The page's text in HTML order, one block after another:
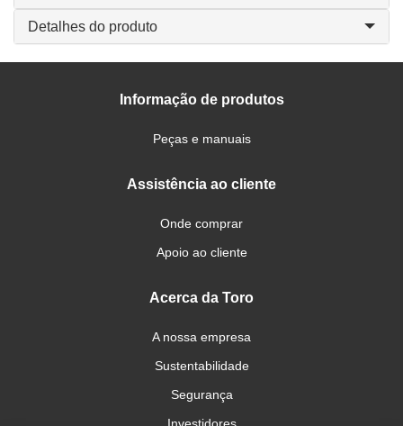
Detalhes do produto
Informação de produtos
Peças e manuais
Assistência ao cliente
Onde comprar
Apoio ao cliente
Acerca da Toro
A nossa empresa
Sustentabilidade
Segurança